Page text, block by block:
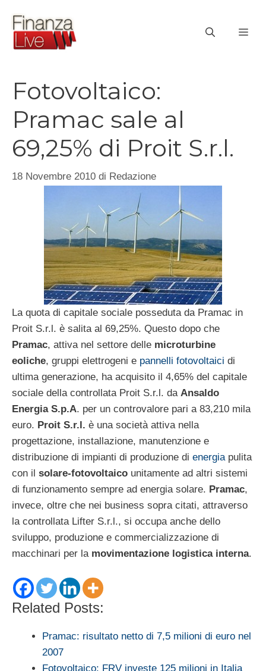
contenuto
Fotovoltaico:
Pramac sale al
69,25% di Proit S.r.l.
18 Novembre 2010 di Redazione
La quota di capitale sociale posseduta da Pramac in
Proit S.r.l. è salita al 69,25%. Questo dopo che
Pramac, attiva nel settore delle microturbine
eoliche, gruppi elettrogeni e pannelli fotovoltaici di
ultima generazione, ha acquisito il 4,65% del capitale
sociale della controllata Proit S.r.l. da Ansaldo
Energia S.p.A. per un controvalore pari a 83,210 mila
euro. Proit S.r.l. è una società attiva nella
progettazione, installazione, manutenzione e
distribuzione di impianti di produzione di energiapulita
con il solare-fotovoltaico unitamente ad altri sistemi
di funzionamento sempre ad energia solare. Pramac,
invece, oltre che nei business sopra citati, attraverso
la controllata Lifter S.r.l., si occupa anche dello
sviluppo, produzione e commercializzazione di
macchinari per la movimentazione logistica interna.
Related Posts:
Pramac: risultato netto di 7,5 milioni di euro nel
2007
Fotovoltaico: FRV investe 125 milioni in Italia